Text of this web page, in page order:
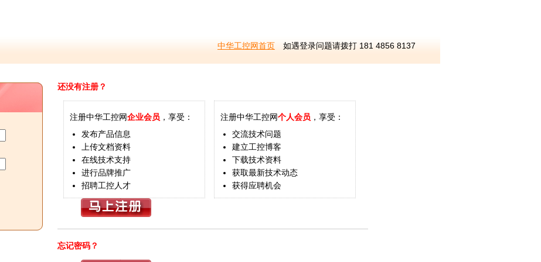
中华工控网首页 如遇登录问题请拨打 181 4856 8137
还没有注册？
注册中华工控网企业会员 ，享受：
发布产品信息
上传文档资料
在线技术支持
进行品牌推广
招聘工控人才
注册中华工控网个人会员 ，享受：
交流技术问题
建立工控博客
下载技术资料
获取最新技术动态
获得应聘机会
忘记密码？